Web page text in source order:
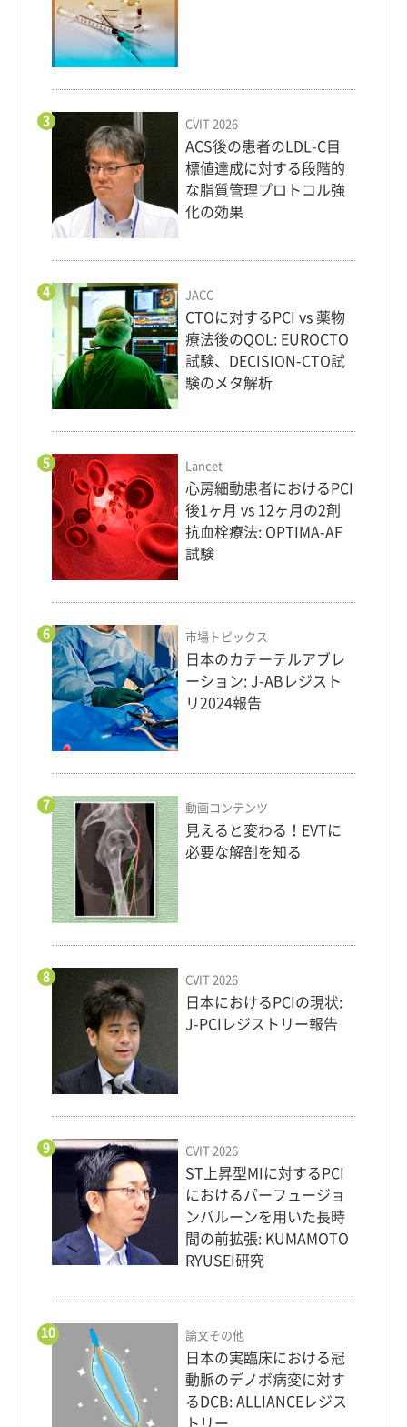
3 CVIT 2026
ACS後の患者のLDL-C目
標値達成に対する段階的
な脂質管理プロトコル強
化の効果
4 JACC
CTOに対するPCI vs 薬物
療法後のQOL: EUROCTO
試験、DECISION-CTO試
験のメタ解析
5 Lancet
心房細動患者におけるPCI
後1ヶ月 vs 12ヶ月の2剤
抗血栓療法: OPTIMA-AF
試験
6 市場トピックス
日本のカテーテルアブレ
ーション: J-ABレジスト
リ2024報告
7 動画コンテンツ
見えると変わる！EVTに
必要な解剖を知る
8 CVIT 2026
日本におけるPCIの現状:
J-PCIレジストリー報告
9 CVIT 2026
ST上昇型MIに対するPCI
におけるパーフュージョ
ンバルーンを用いた長時
間の前拡張: KUMAMOTO
RYUSEI研究
10 論文その他
日本の実臨床における冠
動脈のデノボ病変に対す
るDCB: ALLIANCEレジス
トリー